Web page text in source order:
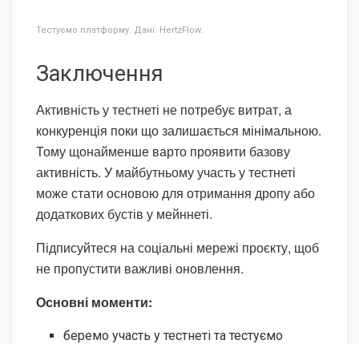
Тестуємо платформу. Дані: HertzFlow.
Заключення
Активність у тестнеті не потребує витрат, а
конкуренція поки що залишається мінімальною.
Тому щонайменше варто проявити базову
активність. У майбутньому участь у тестнеті
може стати основою для отримання дропу або
додаткових бустів у мейннеті.
Підписуйтеся на соціальні мережі проєкту, щоб
не пропустити важливі оновлення.
Основні моменти:
беремо участь у тестнеті та тестуємо